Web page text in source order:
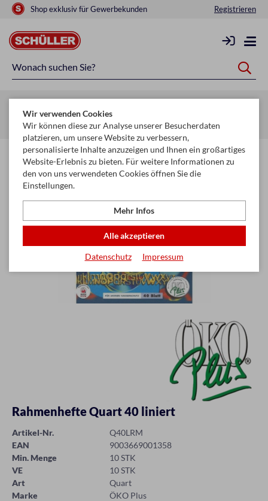
Shop exklusiv für Gewerbekunden Registrieren
Startseite Schule & Büro Hefte & Blöcke Hefte
Rahmenhefte Quart 40 liniert
Artikel-Nr.
Q40LRM
EAN
9003669001358
Min. Menge
10 STK
VE
10 STK
Art
Quart
Marke
ÖKO Plus
Wir verwenden Cookies
Wir können diese zur Analyse unserer Besucherdaten
platzieren, um unsere Website zu verbessern,
personalisierte Inhalte anzuzeigen und Ihnen ein großartiges
Website-Erlebnis zu bieten. Für weitere Informationen zu
den von uns verwendeten Cookies öffnen Sie die
Einstellungen.
Mehr Infos
Alle akzeptieren
Datenschutz Impressum